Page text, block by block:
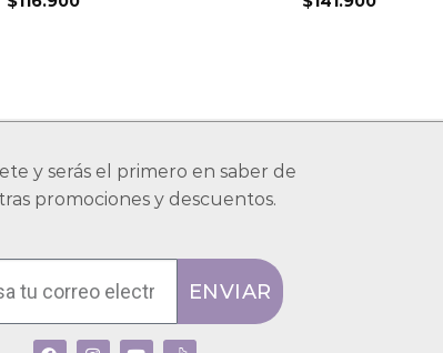
y serás el primero en saber de
promociones y descuentos.
ENVIAR